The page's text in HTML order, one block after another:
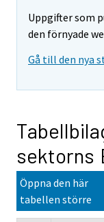
Uppgifter som
den förnyade
Gå till den nya
sektorns
Öppna den här
tabellen större